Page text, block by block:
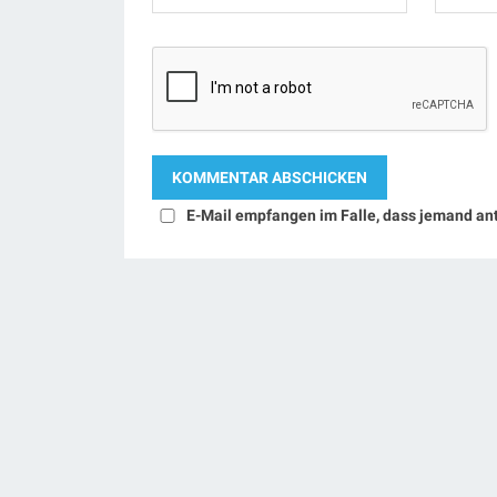
E-Mail empfangen im Falle, dass jemand